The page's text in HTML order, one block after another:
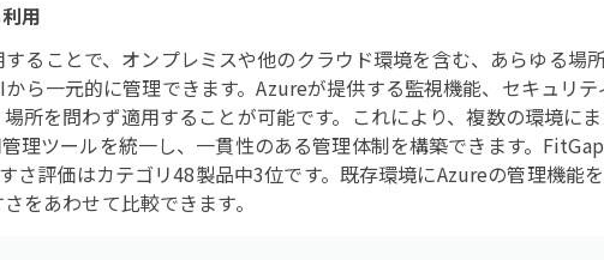
用
ることで、オンプレミスや他のクラウド環境を含む、あらゆる場
ら一元的に管理できます。Azureが提供する監視機能、セキュリ
所を問わず適用することが可能です。これにより、複数の環境に
理ツールを統一し、一貫性のある管理体制を構築できます。
さ評価はカテゴリ48製品中3位です。既存環境にAzureの管理機能を
をあわせて比較できます。